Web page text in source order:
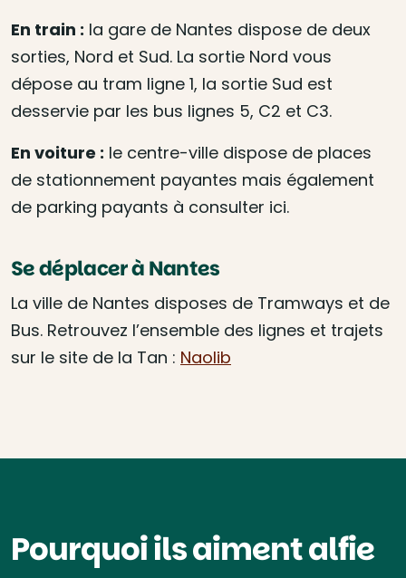
En train : la gare de Nantes dispose de deux
sorties, Nord et Sud. La sortie Nord vous
dépose au tram ligne 1, la sortie Sud est
desservie par les bus lignes 5, C2 et C3.
En voiture : le centre-ville dispose de places
de stationnement payantes mais également
de parking payants à consulter ici.
Se déplacer à Nantes
La ville de Nantes disposes de Tramways et de
Bus. Retrouvez l’ensemble des lignes et trajets
sur le site de la Tan : Naolib
Pourquoi ils aiment alfie